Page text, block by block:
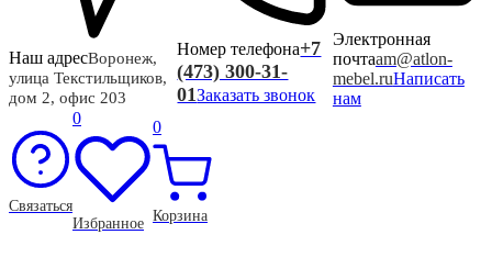
Наш адресВоронеж,
улица Текстильщиков,
дом 2, офис 203
Номер телефона+7
(473) 300-31-
01Заказать звонок
Электронная
почтаam@atlon-
mebel.ruНаписать
нам
Связаться
0
Избранное
0
Корзина